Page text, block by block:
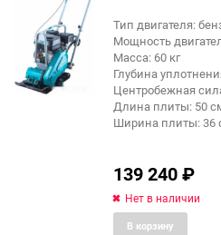
Тип двигателя:
Мощность
Масса: 60 кг
Глубина
Центробежная
Длина плиты: 50
Ширина плиты: 36
139 240₽
Нет в наличии
В корзину